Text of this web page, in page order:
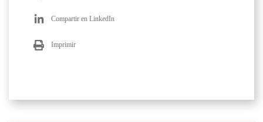
Compartir en LinkedIn
Imprimir